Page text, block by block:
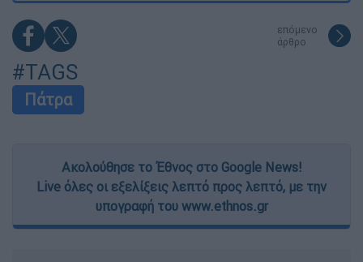
επόμενο
άρθρο
#TAGS
Πάτρα
Ακολούθησε το Έθνος στο Google News!
Live όλες οι εξελίξεις λεπτό προς λεπτό, με την
υπογραφή του www.ethnos.gr